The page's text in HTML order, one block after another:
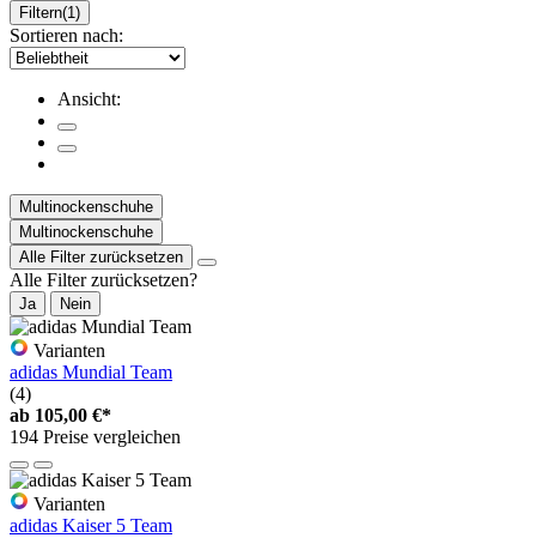
Filtern(1)
Sortieren nach:
Ansicht:
Multinockenschuhe
Multinockenschuhe
Alle Filter zurücksetzen
Alle Filter zurücksetzen?
Ja Nein
Varianten
adidas Mundial Team
(4)
ab 105,00 €*
194 Preise vergleichen
Varianten
adidas Kaiser 5 Team